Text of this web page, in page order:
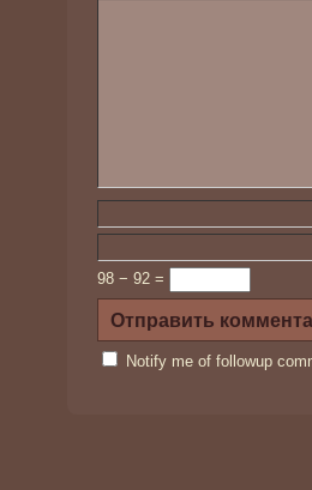
98 − 92 =
Notify me of followup